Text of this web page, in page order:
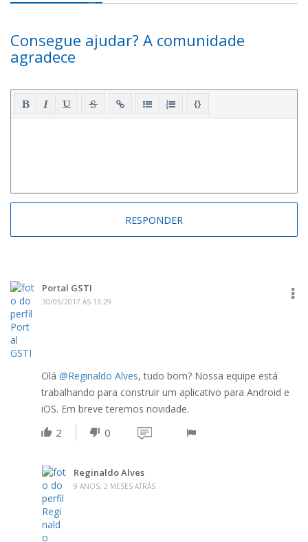
Consegue ajudar? A comunidade
agradece
{}
Portal GSTI
30/05/2017 ÀS 13:29
Olá @Reginaldo Alves, tudo bom? Nossa equipe está
trabalhando para construir um aplicativo para Android e
iOS. Em breve teremos novidade.
2 0
Reginaldo Alves
9 ANOS, 2 MESES ATRÁS